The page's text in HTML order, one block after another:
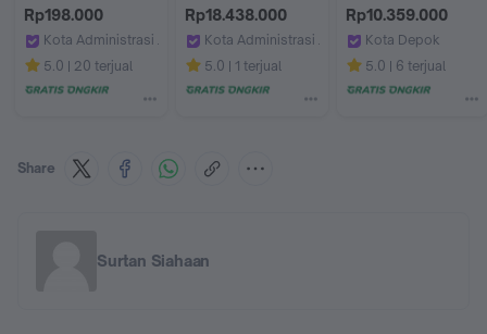
Charging Original
100% Kompatibel
untuk iOS
Rp198.000
Kota Administrasi Jakarta Barat
Omnify store
5.0 20 terjual
V3607VJ-I535B1T-
HM INTEL CORE 5-
210H 8GB 512GB
RTX3050 6GB 16"
WUXGA WIN11HOME
Rp18.438.000
Kota Administrasi Jakarta Pusat
Vicmic Indonesia
5.0 1 terjual
Ram 8Gb 512Gb Ssd
Win 11 + Office Ohs
Ori 14.0 Full HD Ips
Rp10.359.000
Kota Depok
Herlinacom
5.0 6 terjual
Share
Surtan Siahaan